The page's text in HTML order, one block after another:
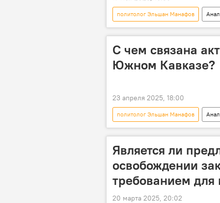
политолог Эльшан Манафов
Азербайджан
Политика
С чем связана
Южном Кавказе?
23 апреля 2025, 18:00
политолог Эльшан Манафов
генсек ОБСЕ Феридун Синирлиоглу
Является ли
освобождении
требованием для
20 марта 2025, 20:02